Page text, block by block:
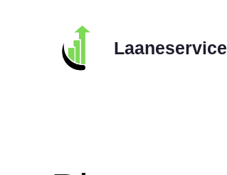
Laaneservice